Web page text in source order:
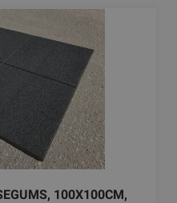
100X100CM,